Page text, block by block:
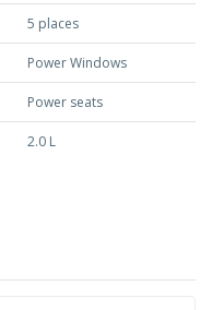
5 places
Power Windows
Power seats
2.0 L